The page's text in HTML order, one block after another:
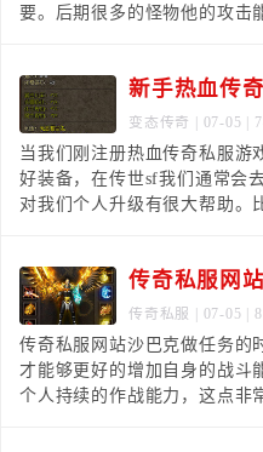
要。后期很多的怪物他的攻击
变态传奇 | 07-05 |
当我们刚注册热血传奇私服游
好装备，在传世sf我们通常会
对我们个人升级有很大帮助。
传奇私服 | 07-05 |
传奇私服网站沙巴克做任务的
才能够更好的增加自身的战斗
个人持续的作战能力，这点非